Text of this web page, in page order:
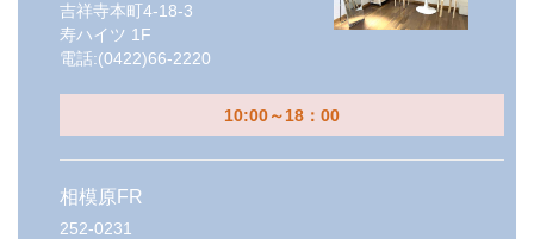
吉祥寺本町4-18-3
寿ハイツ 1F
電話:(0422)66-2220
10:00～18：00
相模原FR
252-0231